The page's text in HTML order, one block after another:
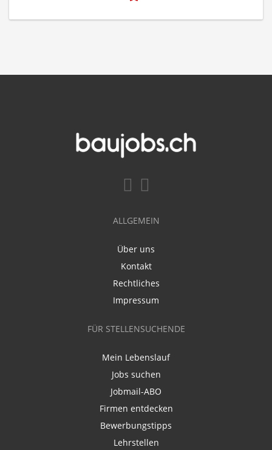
ALLGEMEIN
Über uns
Kontakt
Rechtliches
Impressum
FÜR STELLENSUCHENDE
Mein Lebenslauf
Jobs suchen
Jobmail-ABO
Firmen entdecken
Bewerbungstipps
Lehrstellen